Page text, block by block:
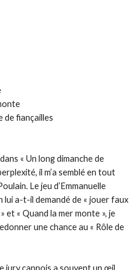
de fiançailles
« Un long dimanche de
il m’a semblé en tout
Le jeu d’Emmanuelle
lui a-t-il demandé de « jouer faux
et « Quand la mer monte », je
une chance au « Rôle de
jury cannois a souvent un œil